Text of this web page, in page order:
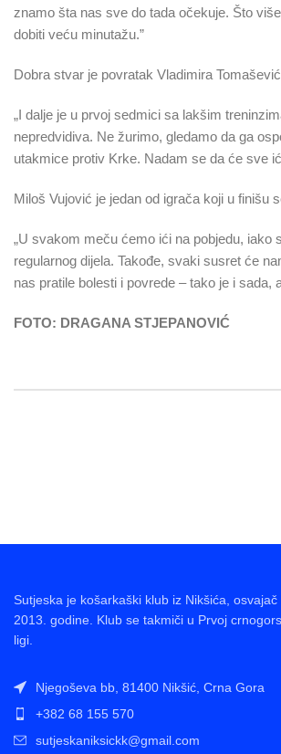
znamo šta nas sve do tada očekuje. Što
dobiti veću minutažu.”
Dobra stvar je povratak Vladimira
„I dalje je u prvoj sedmici sa lakšim
nepredvidiva. Ne žurimo, gledamo da ga
utakmice protiv Krke. Nadam se da će sve
Miloš Vujović je jedan od igrača koji u finišu
„U svakom meču ćemo ići na pobjedu, iako
regularnog dijela. Takođe, svaki susret će
nas pratile bolesti i povrede – tako je i sada,
FOTO: DRAGANA STJEPANOVIĆ
Sutjeska je košarkaški klub iz Nikšića,
2013. godine. Klub se takmiči u Prvoj
ligi.
Njegoševa bb, 81400 Nikšić, Crna Gora
+382 68 155 570
sutjeskaniksickk@gmail.com